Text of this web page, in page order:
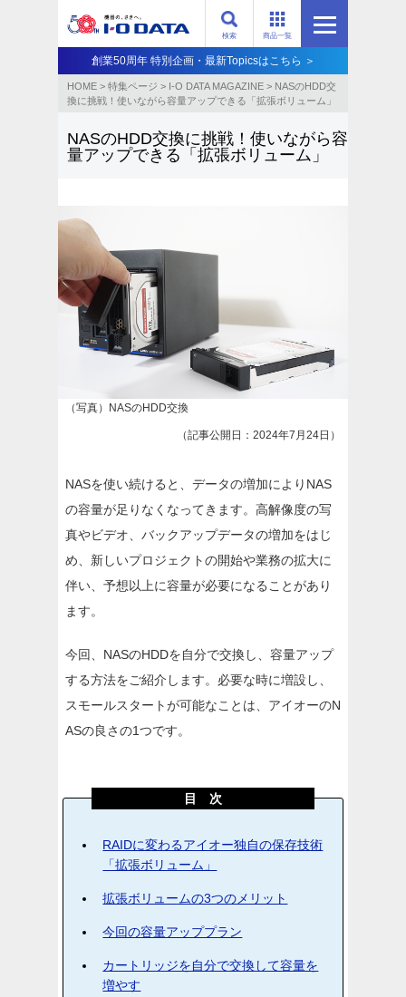
商品一覧
検索
創業50周年 特別企画・最新Topicsはこちら ＞
HOME > 特集ページ > I-O DATA MAGAZINE > NASのHDD交
換に挑戦！使いながら容量アップできる「拡張ボリューム」
NASのHDD交換に挑戦！使いながら容
量アップできる「拡張ボリューム」
（写真）NASのHDD交換
（記事公開日：2024年7月24日）
NASを使い続けると、データの増加によりNAS
の容量が足りなくなってきます。高解像度の写
真やビデオ、バックアップデータの増加をはじ
め、新しいプロジェクトの開始や業務の拡大に
伴い、予想以上に容量が必要になることがあり
ます。
今回、NASのHDDを自分で交換し、容量アップ
する方法をご紹介します。必要な時に増設し、
スモールスタートが可能なことは、アイオーのN
ASの良さの1つです。
目 次
RAIDに変わるアイオー独自の保存技術
「拡張ボリューム」
拡張ボリュームの3つのメリット
今回の容量アッププラン
カートリッジを自分で交換して容量を
増やす